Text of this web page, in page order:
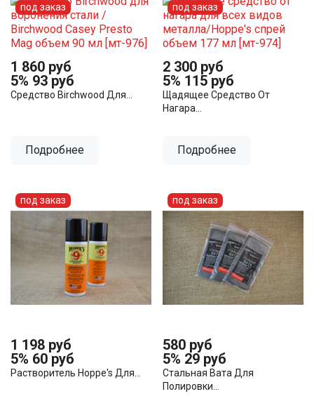
1 860 руб
5% 93 руб
Средство Birchwood Для...
Подробнее
под заказ
2 300 руб
5% 115 руб
Щадящее Средство От
Нагара...
Подробнее
под заказ
1 198 руб
5% 60 руб
Растворитель Hoppe's Для...
под заказ
580 руб
5% 29 руб
Стальная Вата Для
Полировки...
под заказ